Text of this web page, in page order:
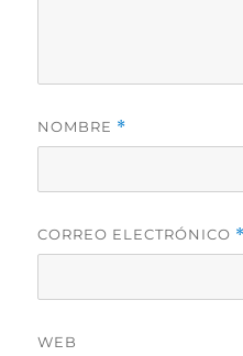
NOMBRE *
CORREO ELECTRÓNICO *
WEB